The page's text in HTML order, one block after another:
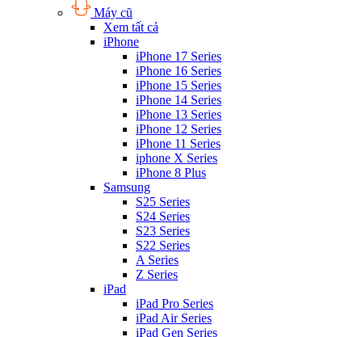
Máy cũ
Xem tất cả
iPhone
iPhone 17 Series
iPhone 16 Series
iPhone 15 Series
iPhone 14 Series
iPhone 13 Series
iPhone 12 Series
iPhone 11 Series
iphone X Series
iPhone 8 Plus
Samsung
S25 Series
S24 Series
S23 Series
S22 Series
A Series
Z Series
iPad
iPad Pro Series
iPad Air Series
iPad Gen Series